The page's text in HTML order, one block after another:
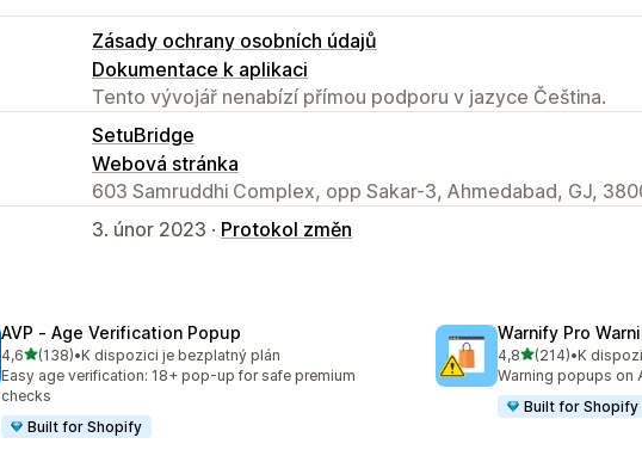
Zásady ochrany osobních údajů
Dokumentace k aplikaci
Tento vývojář nenabízí přímou podporu v jazyce Čeština.
SetuBridge
Webová stránka
603 Samruddhi Complex, opp Sakar-3, Ahmedabad, GJ,
3. únor 2023 · Protokol změn
AVP ‑ Age Verification Popup
4,6z 5 hvězd
(138)
Celkový počet recenzí: 138
•K dispozici je bezplatný plán
Easy age verification: 18+ pop-up for safe premium
checks
Built for Shopify
Warnify Pro
4,8z 5 hvězd
(214)
Celkový počet
•K
Warning popups on
Built for Shopify